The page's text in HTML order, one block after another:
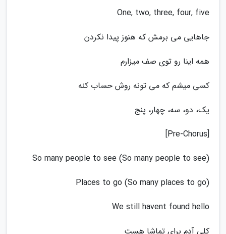
One, two, three, four, five
جاهایی می برمش که هنوز پیدا نکردن
همه اینا رو توی صف میزارم
کسی میشم که می تونه روش حساب کنه
یک، دو، سه، چهار، پنج
[Pre-Chorus]
So many people to see (So many people to see)
Places to go (So many places to go)
We still havent found hello
کلی آدم برای تماشا هست